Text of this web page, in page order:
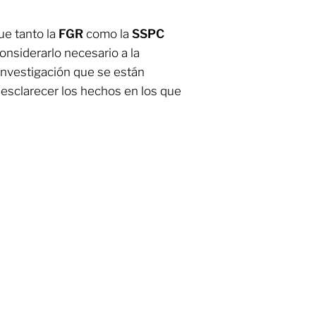
tanto la FGR como la SSPC
necesario a la
que se están
los hechos en los que